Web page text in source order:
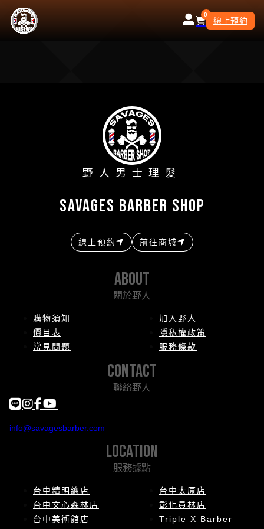
0
線上預約
野人男士理髮
savages barber shop
線上預約 前往商城
about
關於野人
購物須知
價目表
常見問題
加入野人
隱私權政策
服務條款
contact
聯絡野人
info@savagesbarber.com
location
服務據點
台中精明總店
台中文心森林店
台中美術館店
台中太原店
彰化員林店
Triple X Barber